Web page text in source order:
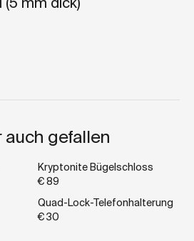
auch gefallen
Kryptonite Bügelschloss
€ 89
Quad-Lock-Telefonhalterung
€ 30